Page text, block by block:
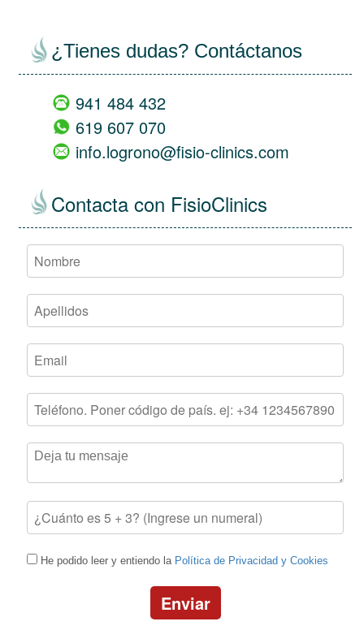
empty ¿Tienes dudas? Contáctanos
941 484 432
619 607 070
info.logrono@fisio-clinics.com
Contacta con FisioClinics
He podido leer y entiendo la Política de Privacidad y Cookies
Enviar